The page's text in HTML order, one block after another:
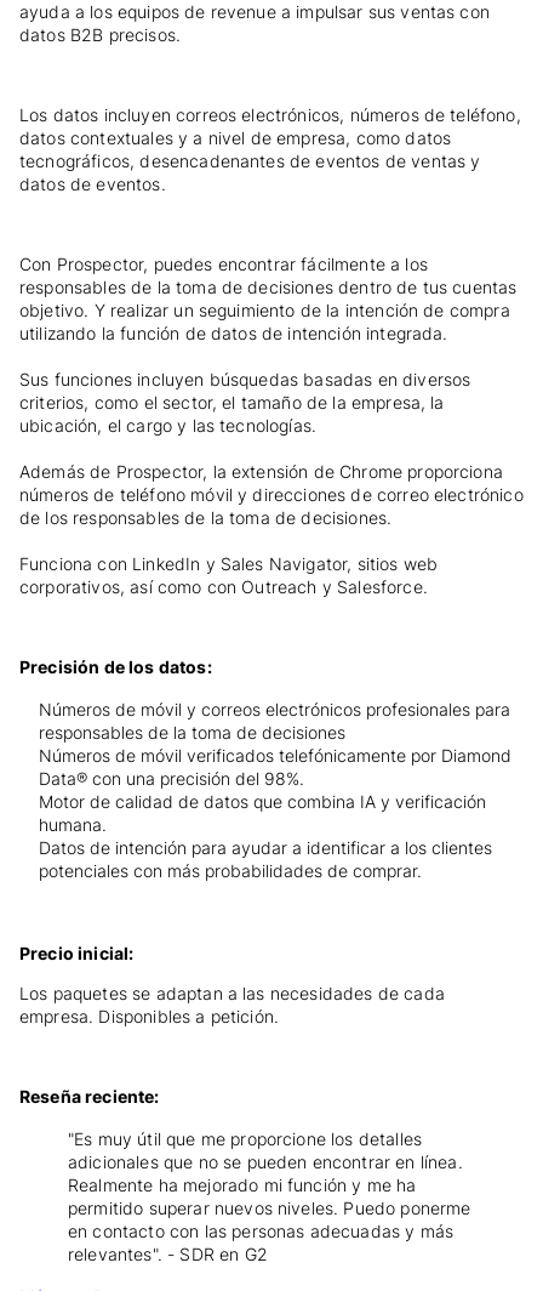
ayuda a los equipos de revenue a impulsar sus ventas con
datos B2B precisos.
Los datos incluyen correos electrónicos, números de teléfono,
datos contextuales y a nivel de empresa, como datos
tecnográficos, desencadenantes de eventos de ventas y
datos de eventos.
Con Prospector, puedes encontrar fácilmente a los
responsables de la toma de decisiones dentro de tus cuentas
objetivo. Y realizar un seguimiento de la intención de compra
utilizando la función de datos de intención integrada.
Sus funciones incluyen búsquedas basadas en diversos
criterios, como el sector, el tamaño de la empresa, la
ubicación, el cargo y las tecnologías.
Además de Prospector, la extensión de Chrome proporciona
números de teléfono móvil y direcciones de correo electrónico
de los responsables de la toma de decisiones.
Funciona con LinkedIn y Sales Navigator, sitios web
corporativos, así como con Outreach y Salesforce.
Precisión de los datos:
Números de móvil y correos electrónicos profesionales para
responsables de la toma de decisiones
Números de móvil verificados telefónicamente por Diamond
Data® con una precisión del 98%.
Motor de calidad de datos que combina IA y verificación
humana.
Datos de intención para ayudar a identificar a los clientes
potenciales con más probabilidades de comprar.
Precio inicial:
Los paquetes se adaptan a las necesidades de cada
empresa. Disponibles a petición.
Reseña reciente:
"Es muy útil que me proporcione los detalles
adicionales que no se pueden encontrar en línea.
Realmente ha mejorado mi función y me ha
permitido superar nuevos niveles. Puedo ponerme
en contacto con las personas adecuadas y más
relevantes". - SDR en G2